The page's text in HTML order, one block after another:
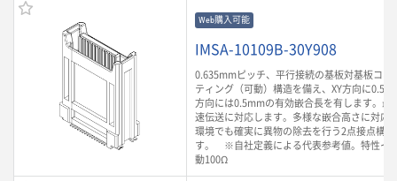
Web購入可能
IMSA-10109B-30Y908
0.635mmピッチ、平行接続の基板対基板コネ
ティング（可動）構造を備え、XY方向に
方向には0.5mmの有効嵌合長を有します。
速伝送に対応します。多様な嵌合高さに対応
環境でも確実に異物の除去を行う2点接点構
す。 ※自社定義による代表参考値。特性イ
動100Ω